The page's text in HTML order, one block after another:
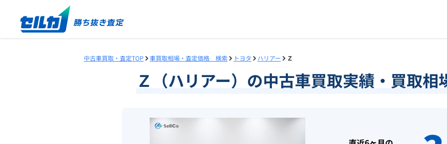
中古車買取・査定TOP 車買取相場・査定価格 検索 トヨタ ハリアー Ｚ
Ｚ（ハリアー）の中古車買取実績・買取相